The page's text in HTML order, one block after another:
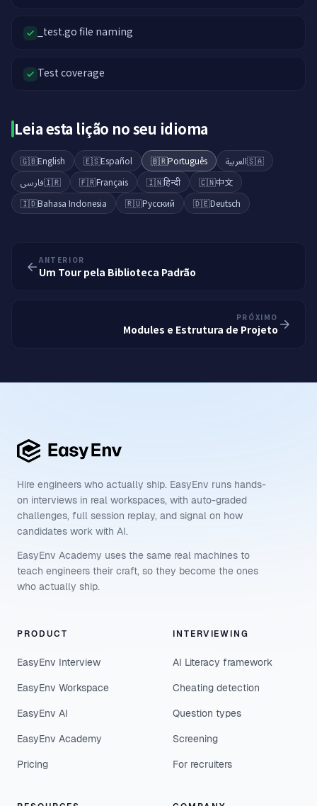
_test.go file naming
Test coverage
Leia esta lição no seu idioma
🇬🇧English 🇪🇸Español 🇧🇷Português 🇸🇦العربية
🇮🇷فارسی 🇫🇷Français 🇮🇳हिन्दी 🇨🇳中文
🇮🇩Bahasa Indonesia 🇷🇺Русский 🇩🇪Deutsch
ANTERIOR
Um Tour pela Biblioteca Padrão
PRÓXIMO
Modules e Estrutura de Projeto
Hire engineers who actually ship. EasyEnv runs hands-
on interviews in real workspaces, with auto-graded
challenges, full session replay, and signal on how
candidates work with AI.
EasyEnv Academy uses the same real machines to
teach engineers their craft, so they become the ones
who actually ship.
PRODUCT
EasyEnv Interview
EasyEnv Workspace
EasyEnv AI
EasyEnv Academy
Pricing
INTERVIEWING
AI Literacy framework
Cheating detection
Question types
Screening
For recruiters